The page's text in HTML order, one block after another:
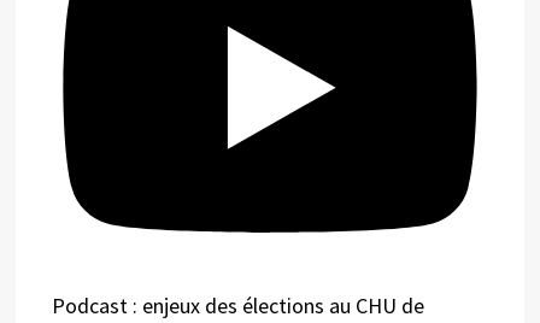
Podcast : enjeux des élections au CHU de